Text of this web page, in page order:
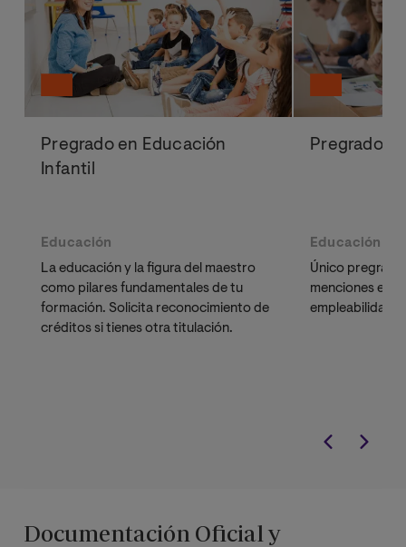
de didácticas específicas. Los requisitos para poder
cursar esta opción académica son acreditar
documentalmente el dominio de la Lengua Inglesa a
nivel B2, según el Marco Común Europeo de Referencia
para las Lenguas, o superar una prueba específica
organizada a tal efecto por la universidad.
La educación en nuestro país cada vez se inclina más
Pregrado en Educación
Infantil
Educación
La educación y la figura del maestro
como pilares fundamentales de tu
formación. Solicita reconocimiento de
créditos si tienes otra titulación.
Pregrado
Educación
Único
menciones en
empleabilidad
Documentación Oficial y